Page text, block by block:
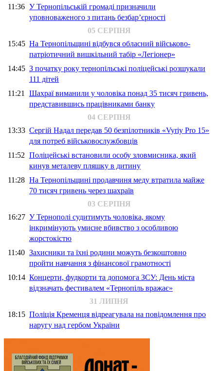
11:36 У Тернопільській громаді призначили
уповноваженого з питань безбар’єрності
05 СЕРПНЯ
15:45 На Тернопільщині відбувся обласний військово-
патріотичний вишкільний табір «Легіонер»
14:45 З початку року тернопільські поліцейські розшукали
111 дітей
11:21 Шахраї виманили у чоловіка понад 35 тисяч гривень,
представившись працівниками банку
04 СЕРПНЯ
13:33 Сергій Надал передав 50 безпілотників «Vyriy Pro 15»
для потреб військовослужбовців
11:52 Поліцейські встановили особу зловмисника, який
кинув металеву пляшку в дитину
11:28 На Тернопільщині продавчиня меду втратила майже
70 тисяч гривень через шахраїв
03 СЕРПНЯ
16:27 У Тернополі судитимуть чоловіка, якому
інкримінують умисне вбивство з особливою
жорстокістю
11:40 Захисники та їхні родини можуть безкоштовно
пройти навчання з фінансової грамотності
10:14 Концерти, фудкорти та допомога ЗСУ: День міста
відзначать фестивалем «Тернопіль вражає»
31 ЛИПНЯ
18:15 Поліція Кременця відреагувала на повідомлення про
наругу над гербом України